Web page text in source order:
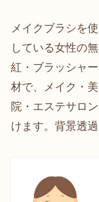
メイクブラシを
している女性の
紅・ブラッシャ
材で、メイク・
院・エステサロ
けます。背景透過